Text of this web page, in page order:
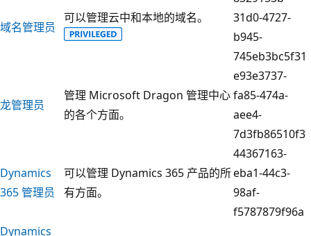
域名管理员
可以管理云中和本地的域名。
31d0-4727-
b945-
745eb3bc5f31
龙管理员
管理 Microsoft Dragon 管理中心
的各个方面。
e93e3737-
fa85-474a-
aee4-
7d3fb86510f3
Dynamics
365 管理员
可以管理 Dynamics 365 产品的所
有方面。
44367163-
eba1-44c3-
98af-
f5787879f96a
Dynamics